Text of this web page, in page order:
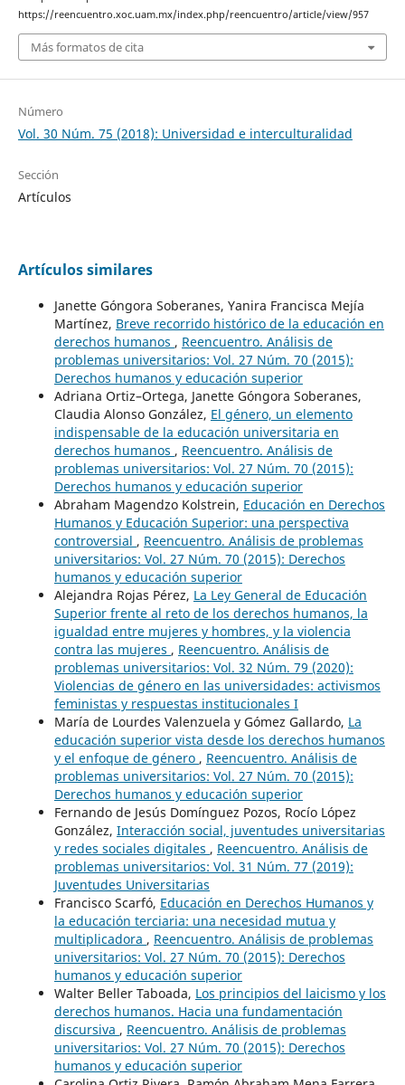
https://reencuentro.xoc.uam.mx/index.php/reencuentro/article/view/957
Más formatos de cita
Número
Vol. 30 Núm. 75 (2018): Universidad e interculturalidad
Sección
Artículos
Artículos similares
Janette Góngora Soberanes, Yanira Francisca Mejía
Martínez, Breve recorrido histórico de la educación en
derechos humanos , Reencuentro. Análisis de
problemas universitarios: Vol. 27 Núm. 70 (2015):
Derechos humanos y educación superior
Adriana Ortiz–Ortega, Janette Góngora Soberanes,
Claudia Alonso González, El género, un elemento
indispensable de la educación universitaria en
derechos humanos , Reencuentro. Análisis de
problemas universitarios: Vol. 27 Núm. 70 (2015):
Derechos humanos y educación superior
Abraham Magendzo Kolstrein, Educación en Derechos
Humanos y Educación Superior: una perspectiva
controversial , Reencuentro. Análisis de problemas
universitarios: Vol. 27 Núm. 70 (2015): Derechos
humanos y educación superior
Alejandra Rojas Pérez, La Ley General de Educación
Superior frente al reto de los derechos humanos, la
igualdad entre mujeres y hombres, y la violencia
contra las mujeres , Reencuentro. Análisis de
problemas universitarios: Vol. 32 Núm. 79 (2020):
Violencias de género en las universidades: activismos
feministas y respuestas institucionales I
María de Lourdes Valenzuela y Gómez Gallardo, La
educación superior vista desde los derechos humanos
y el enfoque de género , Reencuentro. Análisis de
problemas universitarios: Vol. 27 Núm. 70 (2015):
Derechos humanos y educación superior
Fernando de Jesús Domínguez Pozos, Rocío López
González, Interacción social, juventudes universitarias
y redes sociales digitales , Reencuentro. Análisis de
problemas universitarios: Vol. 31 Núm. 77 (2019):
Juventudes Universitarias
Francisco Scarfó, Educación en Derechos Humanos y
la educación terciaria: una necesidad mutua y
multiplicadora , Reencuentro. Análisis de problemas
universitarios: Vol. 27 Núm. 70 (2015): Derechos
humanos y educación superior
Walter Beller Taboada, Los principios del laicismo y los
derechos humanos. Hacia una fundamentación
discursiva , Reencuentro. Análisis de problemas
universitarios: Vol. 27 Núm. 70 (2015): Derechos
humanos y educación superior